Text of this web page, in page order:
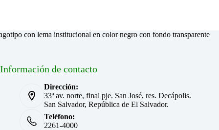
Información de contacto
Dirección:
33ª av. norte, final pje. San José, res. Decápolis.
San Salvador, República de El Salvador.
Teléfono:
2261-4000